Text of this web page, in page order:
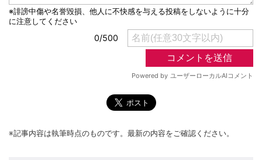
※記事内容は執筆時点のものです。最新の内容をご確認ください。